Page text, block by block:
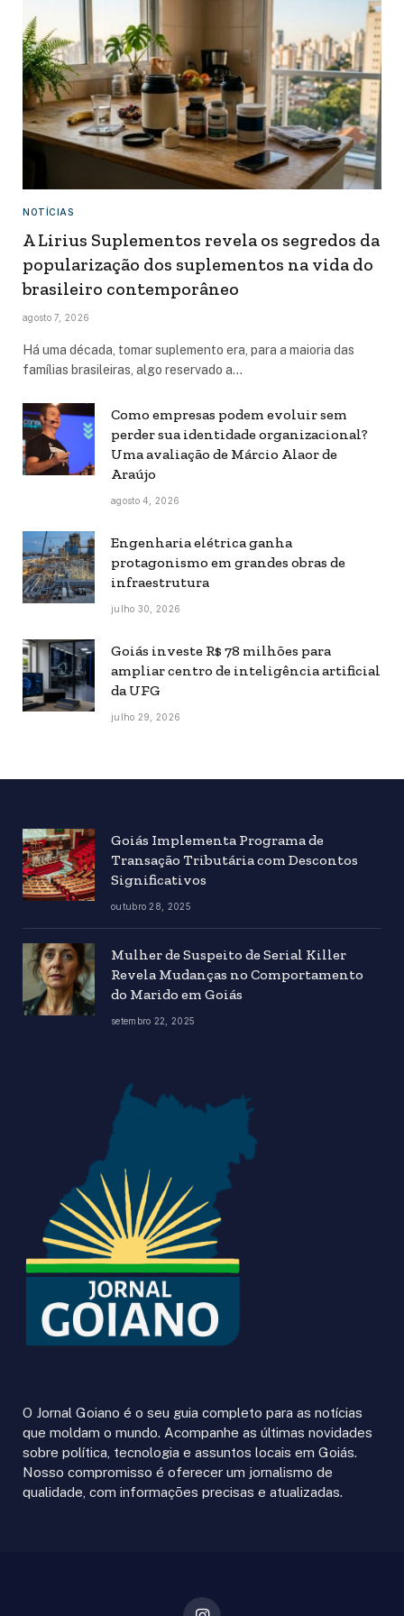
NOTÍCIAS
A Lirius Suplementos revela os segredos da
popularização dos suplementos na vida do
brasileiro contemporâneo
agosto 7, 2026
Há uma década, tomar suplemento era, para a maioria das
famílias brasileiras, algo reservado a…
Como empresas podem evoluir sem
perder sua identidade organizacional?
Uma avaliação de Márcio Alaor de
Araújo
agosto 4, 2026
Engenharia elétrica ganha
protagonismo em grandes obras de
infraestrutura
julho 30, 2026
Goiás investe R$ 78 milhões para
ampliar centro de inteligência artificial
da UFG
julho 29, 2026
Goiás Implementa Programa de
Transação Tributária com Descontos
Significativos
outubro 28, 2025
Mulher de Suspeito de Serial Killer
Revela Mudanças no Comportamento
do Marido em Goiás
setembro 22, 2025
O Jornal Goiano é o seu guia completo para as notícias
que moldam o mundo. Acompanhe as últimas novidades
sobre política, tecnologia e assuntos locais em Goiás.
Nosso compromisso é oferecer um jornalismo de
qualidade, com informações precisas e atualizadas.